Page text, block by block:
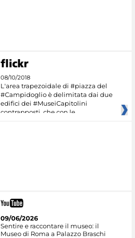
08/10/2018
L'area trapezoidale di #piazza del
#Campidoglio è delimitata dai due
edifici dei #MuseiCapitolini
contrapposti, che con le
09/06/2026
Sentire e raccontare il museo: il
Museo di Roma a Palazzo Braschi